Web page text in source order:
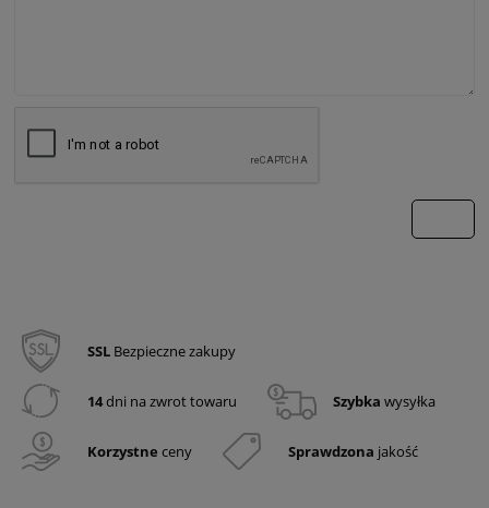
SSL Bezpieczne zakupy
14dni na zwrot towaru Szybka wysyłka
Korzystne ceny Sprawdzona jakość